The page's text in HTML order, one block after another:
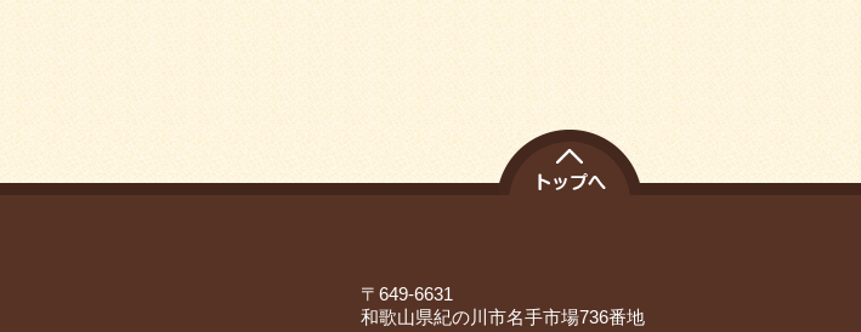
〒649-6631
和歌山県紀の川市名手市場736番地